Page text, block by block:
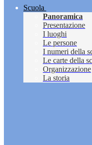
Scuola
Panoramica
Presentazione
I luoghi
Le persone
I numeri della
Le carte della
Organizzazione
La storia